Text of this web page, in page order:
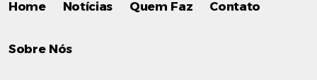
Home Notícias Quem Faz Contato
Sobre Nós